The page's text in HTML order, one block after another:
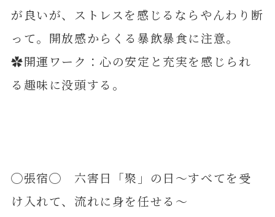
が良いが、ストレスを感じるならやんわり断
って。開放感からくる暴飲暴食に注意。
✿開運ワーク：心の安定と充実を感じられ
る趣味に没頭する。
◯張宿◯ 六害日「聚」の日～すべてを受
け入れて、流れに身を任せる～